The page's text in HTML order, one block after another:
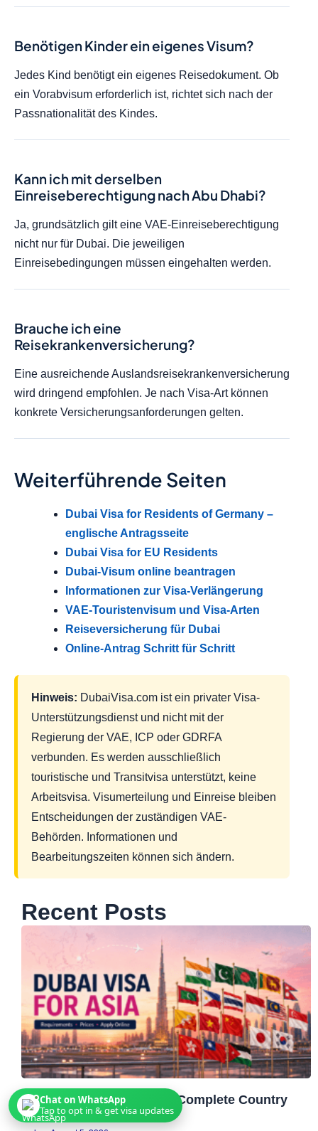
Benötigen Kinder ein eigenes Visum?
Jedes Kind benötigt ein eigenes Reisedokument. Ob
ein Vorabvisum erforderlich ist, richtet sich nach der
Passnationalität des Kindes.
Kann ich mit derselben
Einreiseberechtigung nach Abu Dhabi?
Ja, grundsätzlich gilt eine VAE-Einreiseberechtigung
nicht nur für Dubai. Die jeweiligen
Einreisebedingungen müssen eingehalten werden.
Brauche ich eine
Reisekrankenversicherung?
Eine ausreichende Auslandsreisekrankenversicherung
wird dringend empfohlen. Je nach Visa-Art können
konkrete Versicherungsanforderungen gelten.
Weiterführende Seiten
Dubai Visa for Residents of Germany –
englische Antragsseite
Dubai Visa for EU Residents
Dubai-Visum online beantragen
Informationen zur Visa-Verlängerung
VAE-Touristenvisum und Visa-Arten
Reiseversicherung für Dubai
Online-Antrag Schritt für Schritt
Hinweis: DubaiVisa.com ist ein privater Visa-
Unterstützungsdienst und nicht mit der
Regierung der VAE, ICP oder GDRFA
verbunden. Es werden ausschließlich
touristische und Transitvisa unterstützt, keine
Arbeitsvisa. Visumerteilung und Einreise bleiben
Entscheidungen der zuständigen VAE-
Behörden. Informationen und
Bearbeitungszeiten können sich ändern.
Recent Posts
Dubai Visa for Asia 2026: Complete Country
Guide & Apply
Chat on WhatsApp
Tap to opt in & get visa updates